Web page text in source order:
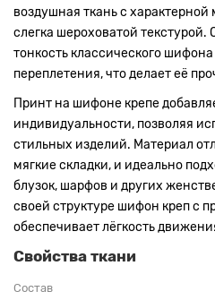
воздушная ткань с
слегка шероховатой текстурой.
тонкость классического
переплетения, что делает её
Принт на шифоне крепе
индивидуальности, позволяя
стильных изделий. Материал
мягкие складки, и идеально
блузок, шарфов и других
своей структуре шифон креп с
обеспечивает лёгкость
Свойства ткани
Состав